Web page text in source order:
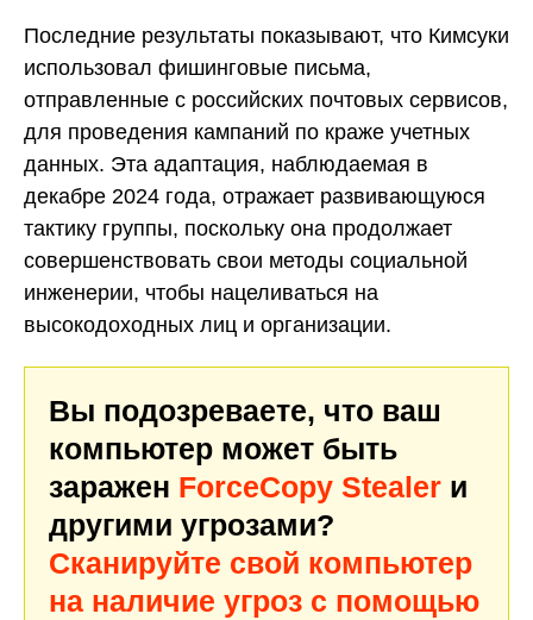
Последние результаты показывают, что Кимсуки
использовал фишинговые письма,
отправленные с российских почтовых сервисов,
для проведения кампаний по краже учетных
данных. Эта адаптация, наблюдаемая в
декабре 2024 года, отражает развивающуюся
тактику группы, поскольку она продолжает
совершенствовать свои методы социальной
инженерии, чтобы нацеливаться на
высокодоходных лиц и организации.
Вы подозреваете, что ваш
компьютер может быть
заражен ForceCopy Stealer и
другими угрозами?
Сканируйте свой компьютер
на наличие угроз с помощью